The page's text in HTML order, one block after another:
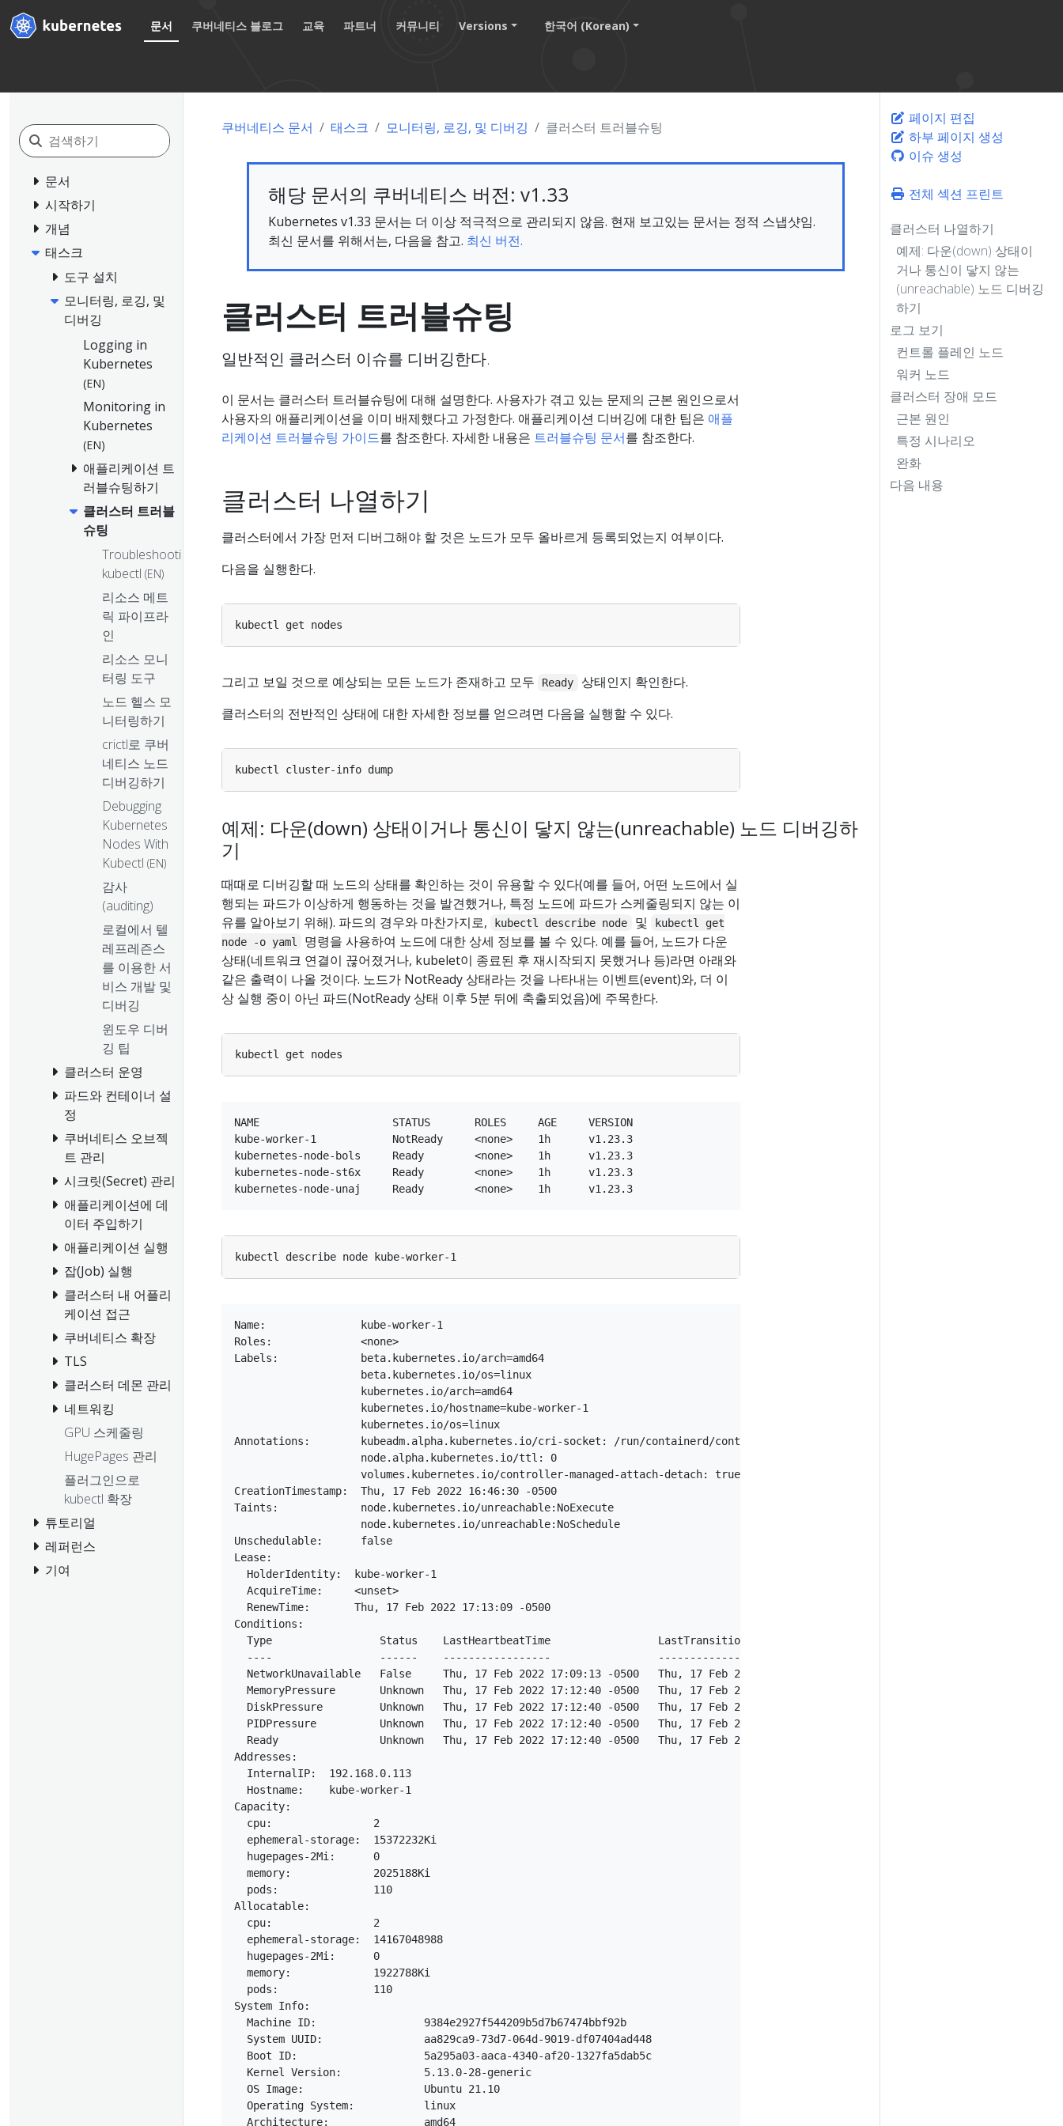
문서 쿠버네티스 블로그 교육 파트너 커뮤니티 Versions 한국어 (Korean)
문서
시작하기
개념
태스크
도구 설치
모니터링, 로깅, 및
디버깅
Logging in
Kubernetes
(EN)
Monitoring in
Kubernetes
(EN)
애플리케이션 트
러블슈팅하기
클러스터 트러블
슈팅
Troubleshooting
kubectl (EN)
리소스 메트
릭 파이프라
인
리소스 모니
터링 도구
노드 헬스 모
니터링하기
crictl로 쿠버
네티스 노드
디버깅하기
Debugging
Kubernetes
Nodes With
Kubectl (EN)
감사
(auditing)
로컬에서 텔
레프레즌스
를 이용한 서
비스 개발 및
디버깅
윈도우 디버
깅 팁
클러스터 운영
파드와 컨테이너 설
정
쿠버네티스 오브젝
트 관리
시크릿(Secret) 관리
애플리케이션에 데
이터 주입하기
애플리케이션 실행
잡(Job) 실행
클러스터 내 어플리
케이션 접근
쿠버네티스 확장
TLS
클러스터 데몬 관리
네트워킹
GPU 스케줄링
HugePages 관리
플러그인으로
kubectl 확장
튜토리얼
레퍼런스
기여
쿠버네티스 문서 태스크 모니터링, 로깅, 및 디버깅 클러스터 트러블슈팅
해당 문서의 쿠버네티스 버전: v1.33
Kubernetes v1.33 문서는 더 이상 적극적으로 관리되지 않음. 현재 보고있는 문서는 정적 스냅샷임.
최신 문서를 위해서는, 다음을 참고. 최신 버전.
클러스터 트러블슈팅
일반적인 클러스터 이슈를 디버깅한다.
이 문서는 클러스터 트러블슈팅에 대해 설명한다. 사용자가 겪고 있는 문제의 근본 원인으로서
사용자의 애플리케이션을 이미 배제했다고 가정한다. 애플리케이션 디버깅에 대한 팁은 애플
리케이션 트러블슈팅 가이드를 참조한다. 자세한 내용은 트러블슈팅 문서를 참조한다.
클러스터 나열하기
클러스터에서 가장 먼저 디버그해야 할 것은 노드가 모두 올바르게 등록되었는지 여부이다.
다음을 실행한다.
그리고 보일 것으로 예상되는 모든 노드가 존재하고 모두 Ready
상태인지 확인한다.
클러스터의 전반적인 상태에 대한 자세한 정보를 얻으려면 다음을 실행할 수 있다.
예제: 다운(down) 상태이거나 통신이 닿지 않는(unreachable) 노드 디버깅하
기
때때로 디버깅할 때 노드의 상태를 확인하는 것이 유용할 수 있다(예를 들어, 어떤 노드에서 실
행되는 파드가 이상하게 행동하는 것을 발견했거나, 특정 노드에 파드가 스케줄링되지 않는 이
유를 알아보기 위해). 파드의 경우와 마찬가지로,
kubectl describe node 및
kubectl get
node -o yaml
명령을 사용하여 노드에 대한 상세 정보를 볼 수 있다. 예를 들어, 노드가 다운
상태(네트워크 연결이 끊어졌거나, kubelet이 종료된 후 재시작되지 못했거나 등)라면 아래와
같은 출력이 나올 것이다. 노드가 NotReady 상태라는 것을 나타내는 이벤트(event)와, 더 이
상 실행 중이 아닌 파드(NotReady 상태 이후 5분 뒤에 축출되었음)에 주목한다.
NAME                     STATUS       ROLES     AGE     VERSION
kube-worker-1            NotReady     <none>    1h      v1.23.3
kubernetes-node-bols     Ready        <none>    1h      v1.23.3
kubernetes-node-st6x     Ready        <none>    1h      v1.23.3
Name:               kube-worker-1
Roles:              <none>
Labels:             beta.kubernetes.io/arch=amd64
                    beta.kubernetes.io/os=linux
                    kubernetes.io/arch=amd64
                    kubernetes.io/hostname=kube-worker-1
                    kubernetes.io/os=linux
Annotations:        kubeadm.alpha.kubernetes.io/cri-socket: /run/containerd/containerd.sock
                    node.alpha.kubernetes.io/ttl: 0
                    volumes.kubernetes.io/controller-managed-attach-detach: true
CreationTimestamp:  Thu, 17 Feb 2022 16:46:30 -0500
Taints:             node.kubernetes.io/unreachable:NoExecute
                    node.kubernetes.io/unreachable:NoSchedule
Unschedulable:      false
Lease:
  HolderIdentity:  kube-worker-1
  AcquireTime:     <unset>
  RenewTime:       Thu, 17 Feb 2022 17:13:09 -0500
Conditions:
  Type                 Status    LastHeartbeatTime                 LastTransitionTime                Reason              Message
  ----                 ------    -----------------                 ------------------                ------              -------
NetworkUnavailable   False     Thu, 17 Feb 2022 17:09:13 -0500   Thu, 17 Feb 2022 17:09:13 -0500   WeaveIsUp           Weave pod
MemoryPressure       Unknown   Thu, 17 Feb 2022 17:12:40 -0500   Thu, 17 Feb 2022 17:13:52 -0500   NodeStatusUnknown   Kubelet
DiskPressure         Unknown   Thu, 17 Feb 2022 17:12:40 -0500   Thu, 17 Feb 2022 17:13:52 -0500   NodeStatusUnknown   Kubelet
PIDPressure          Unknown   Thu, 17 Feb 2022 17:12:40 -0500   Thu, 17 Feb 2022 17:13:52 -0500   NodeStatusUnknown   Kubelet
Ready                Unknown   Thu, 17 Feb 2022 17:12:40 -0500   Thu, 17 Feb 2022 17:13:52 -0500   NodeStatusUnknown   Kubelet
Addresses:
  InternalIP:  192.168.0.113
  Hostname:    kube-worker-1
Capacity:
  cpu:                2
  ephemeral-storage:  15372232Ki
  hugepages-2Mi:      0
  memory:             2025188Ki
  pods:               110
Allocatable:
  cpu:                2
  ephemeral-storage:  14167048988
  hugepages-2Mi:      0
  memory:             1922788Ki
  pods:               110
System Info:
  Machine ID:                 9384e2927f544209b5d7b67474bbf92b
  System UUID:                aa829ca9-73d7-064d-9019-df07404ad448
  Boot ID:                    5a295a03-aaca-4340-af20-1327fa5dab5c
  Kernel Version:             5.13.0-28-generic
  OS Image:                   Ubuntu 21.10
  Operating System:           linux
  Architecture:               amd64
페이지 편집
하부 페이지 생성
이슈 생성
전체 섹션 프린트
클러스터 나열하기
예제: 다운(down) 상태이
거나 통신이 닿지 않는
(unreachable) 노드 디버깅
하기
로그 보기
컨트롤 플레인 노드
워커 노드
클러스터 장애 모드
근본 원인
특정 시나리오
완화
다음 내용